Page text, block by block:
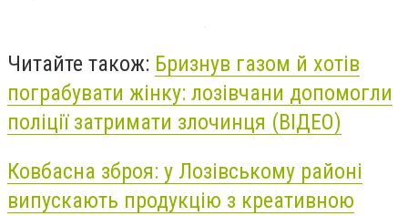
Читайте також: Бризнув газом й хотів
пограбувати жінку: лозівчани допомогли
поліції затримати злочинця (ВІДЕО)
Ковбасна зброя: у Лозівському районі
випускають продукцію з креативною